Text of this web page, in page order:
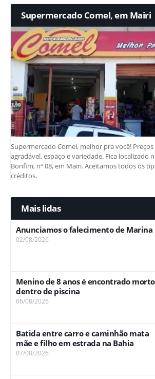
Supermercado Comel, em Mairi
Supermercado Comel, melhor pra você!
agradável, espaço e variedade. Fica localizado
Bonfim, nº 08, em Mairi. Aceitamos todos os
créditos.
Mais lidas
Anunciamos o falecimento de Marina
02/08/2026
Menino de 8 anos é encontrado morto
dentro de piscina
06/08/2026
Batida entre carro e caminhão mata
mãe e filho em estrada na Bahia
07/08/2026